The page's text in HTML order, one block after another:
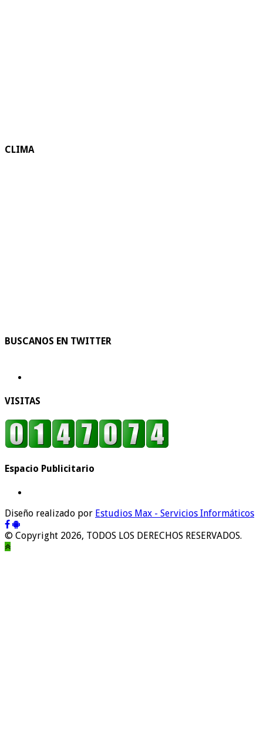
CLIMA
BUSCANOS EN TWITTER
VISITAS
Espacio Publicitario
Diseño realizado por Estudios Max - Servicios Informáticos
© Copyright 2026, TODOS LOS DERECHOS RESERVADOS.